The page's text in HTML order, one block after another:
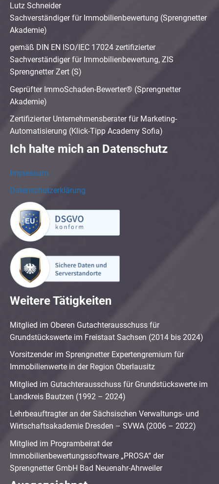
Lutz Schneider
Sachverständiger für Immobilienbewertung (Sprengnetter
Akademie)
gemäß DIN EN ISO/IEC 17024 zertifizierter
Sachverständiger für Immobilienbewertung, ZIS
Sprengnetter Zert (S)
Geprüfter ImmoSchaden-Bewerter® (Sprengnetter
Akademie)
Zertifizierter Unternehmensberater für Marketing-
Automatisierung (Klick-Tipp Academy Sofia)
Ich halte mich an Datenschutz
Impressum
Datenschutzerklärung
Weitere Tätigkeiten
Mitglied im Oberen Gutachterausschuss für
Grundstückswerte im Freistaat Sachsen (2014 bis 2024)
Vorsitzender im Sprengnetter Expertengremium für
Immobilienwerte in der Region Oberlausitz
Mitglied im Gutachterausschuss für Grundstückswerte im
Landkreis Bautzen (1992 – 2024)
Lehrbeauftragter an der Sächsischen Verwaltungs- und
Wirtschaftsakademie Dresden – SVWA (2006 – 2022)
Mitglied im Programbeirat der
Immobilienbewertungssoftware „PROSA“ der
Sprengnetter GmbH Bad Neuenahr-Ahrweiler